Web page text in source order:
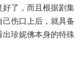
了，而且根据剧集
伤口上后，就具备
珍妮佛本身的特殊